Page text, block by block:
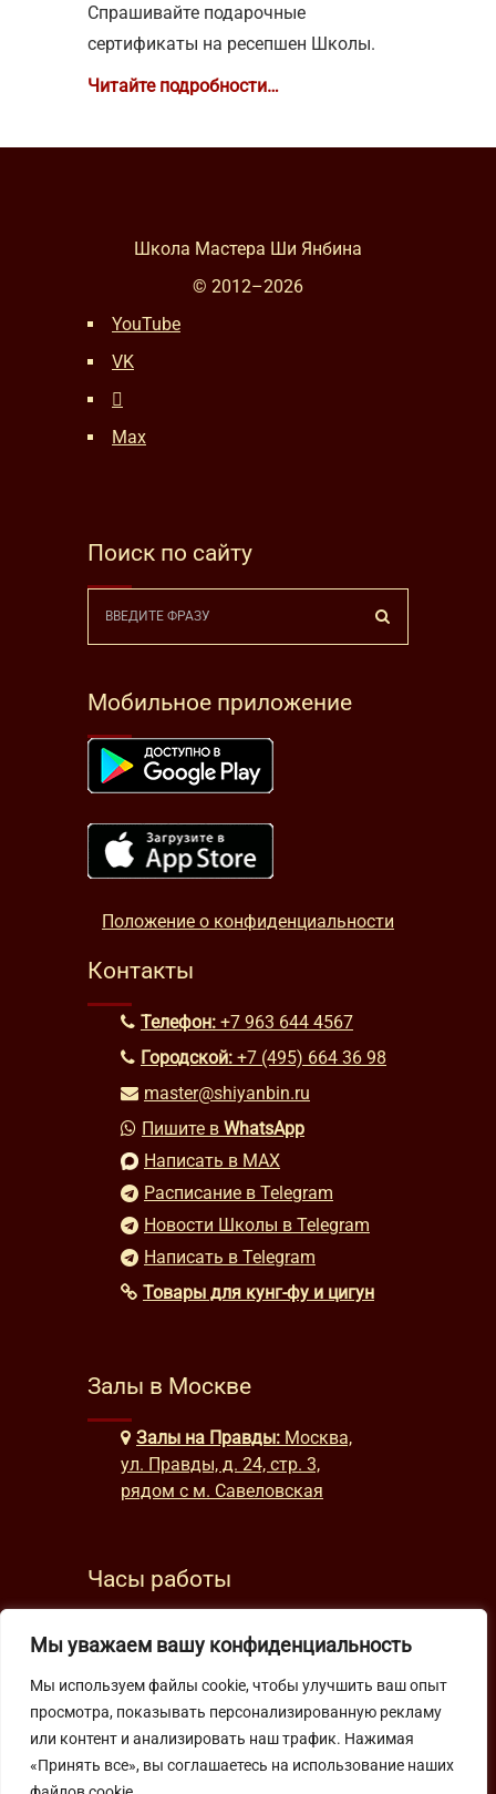
Мы уважаем вашу конфиденциальность
Мы используем файлы cookie, чтобы улучшить ваш опыт
просмотра, показывать персонализированную рекламу
или контент и анализировать наш трафик. Нажимая
«Принять все», вы соглашаетесь на использование наших
Спрашивайте подарочные
сертификаты на ресепшен Школы.
Читайте подробности…
Школа Мастера Ши Янбина
© 2012–2026
YouTube
VK
Max
Поиск по сайту
Мобильное приложение
Положение о конфиденциальности
Контакты
Телефон: +7 963 644 4567
Городской: +7 (495) 664 36 98
master@shiyanbin.ru
Пишите в WhatsApp
Написать в MAX
Расписание в Telegram
Новости Школы в Telegram
Написать в Telegram
Товары для кунг-фу и цигун
Залы в Москве
Залы на Правды: Москва,
ул. Правды, д. 24, стр. 3,
рядом с м. Савеловская
Часы работы
выходные: с 10:00 до 19:30
Подпишитесь на нашу рассылку